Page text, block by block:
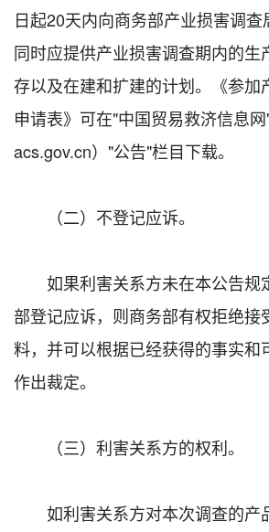
日起20天内向商务部产业损害调查
同时应提供产业损害调查期内的生
存以及在建和扩建的计划。《参加
申请表》可在"中国贸易救济信息
acs.gov.cn）"公告"栏目下载。
（二）不登记应诉。
如果利害关系方未在本公告规
部登记应诉，则商务部有权拒绝接
料，并可以根据已经获得的事实和
作出裁定。
（三）利害关系方的权利。
如利害关系方对本次调查的产